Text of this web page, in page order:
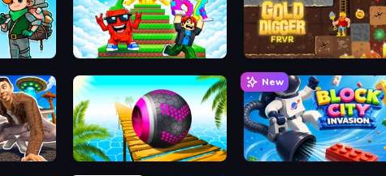
Run and Jump for Brainrot Gold Digger FRVR
Rolling Balls Sea Race
New
Block City Invasion